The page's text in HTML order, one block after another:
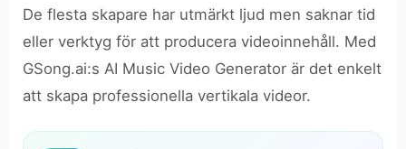
De flesta skapare har utmärkt ljud men saknar tid
eller verktyg för att producera videoinnehåll. Med
GSong.ai:s AI Music Video Generator är det enkelt
att skapa professionella vertikala videor.